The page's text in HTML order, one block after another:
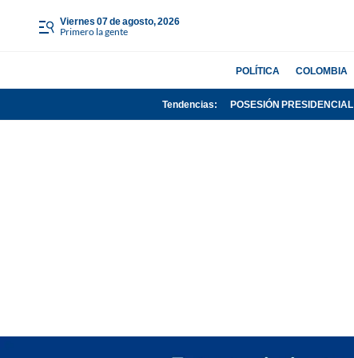
viernes 07 de agosto, 2026
Primero la gente
POLÍTICA COLOMBIA
Tendencias: POSESIÓN PRESIDENCIAL